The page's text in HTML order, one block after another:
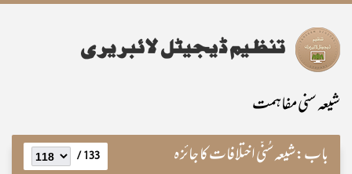
شیعہ سنی مفاہمت
باب:شیعہ سُنّی اختلافات کا جائزہ 133 /